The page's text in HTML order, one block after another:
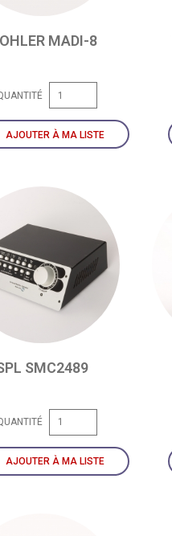
MADI-8
AJOUTER À MA LISTE
SMC2489
AJOUTER À MA LISTE